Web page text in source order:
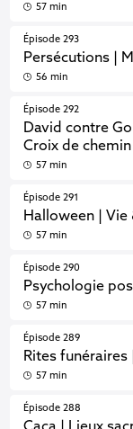
57 min
Épisode 293
Persécutions |
56 min
Épisode 292
David contre
Croix de chemin
57 min
Épisode 291
Halloween |
57 min
Épisode 290
Psychologie
57 min
Épisode 289
Rites funéraires
57 min
Épisode 288